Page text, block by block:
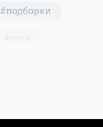
#подборки
#упражнения